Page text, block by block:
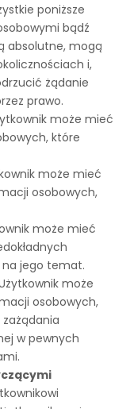
poniższe
bądź
absolutne, mogą
i,
żądanie
prawo.
może mieć
które
może mieć
osobowych,
może mieć
jego temat.
może
osobowych,
w pewnych